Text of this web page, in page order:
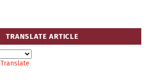
TRANSLATE ARTICLE
Translate